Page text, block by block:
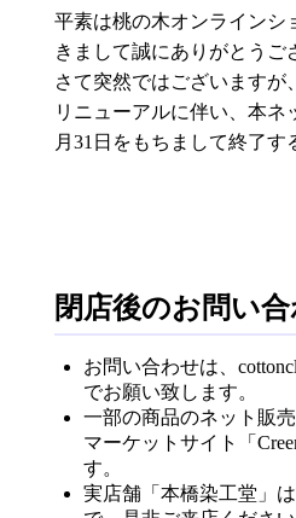
平素は桃の木オンラインシ
きまして誠にありがとうご
さて突然ではございますが
リニューアルに伴い、本ネ
月31日をもちまして終了す
閉店後のお問い
お問い合わせは、
でお願い致します。
一部の商品のネット販
マーケットサイト「
す。
実店舗「本橋染工堂」